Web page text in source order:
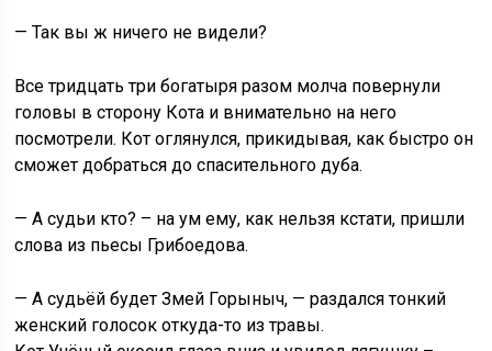
— Так вы ж ничего не видели?
Все тридцать три богатыря разом молча повернули
головы в сторону Кота и внимательно на него
посмотрели. Кот оглянулся, прикидывая, как быстро он
сможет добраться до спасительного дуба.
— А судьи кто? – на ум ему, как нельзя кстати, пришли
слова из пьесы Грибоедова.
— А судьёй будет Змей Горыныч, — раздался тонкий
женский голосок откуда-то из травы.